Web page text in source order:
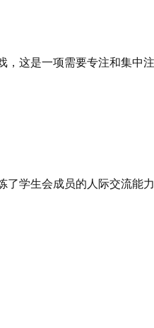
，这是一项需要专注和集中
学生会成员的人际交流能力